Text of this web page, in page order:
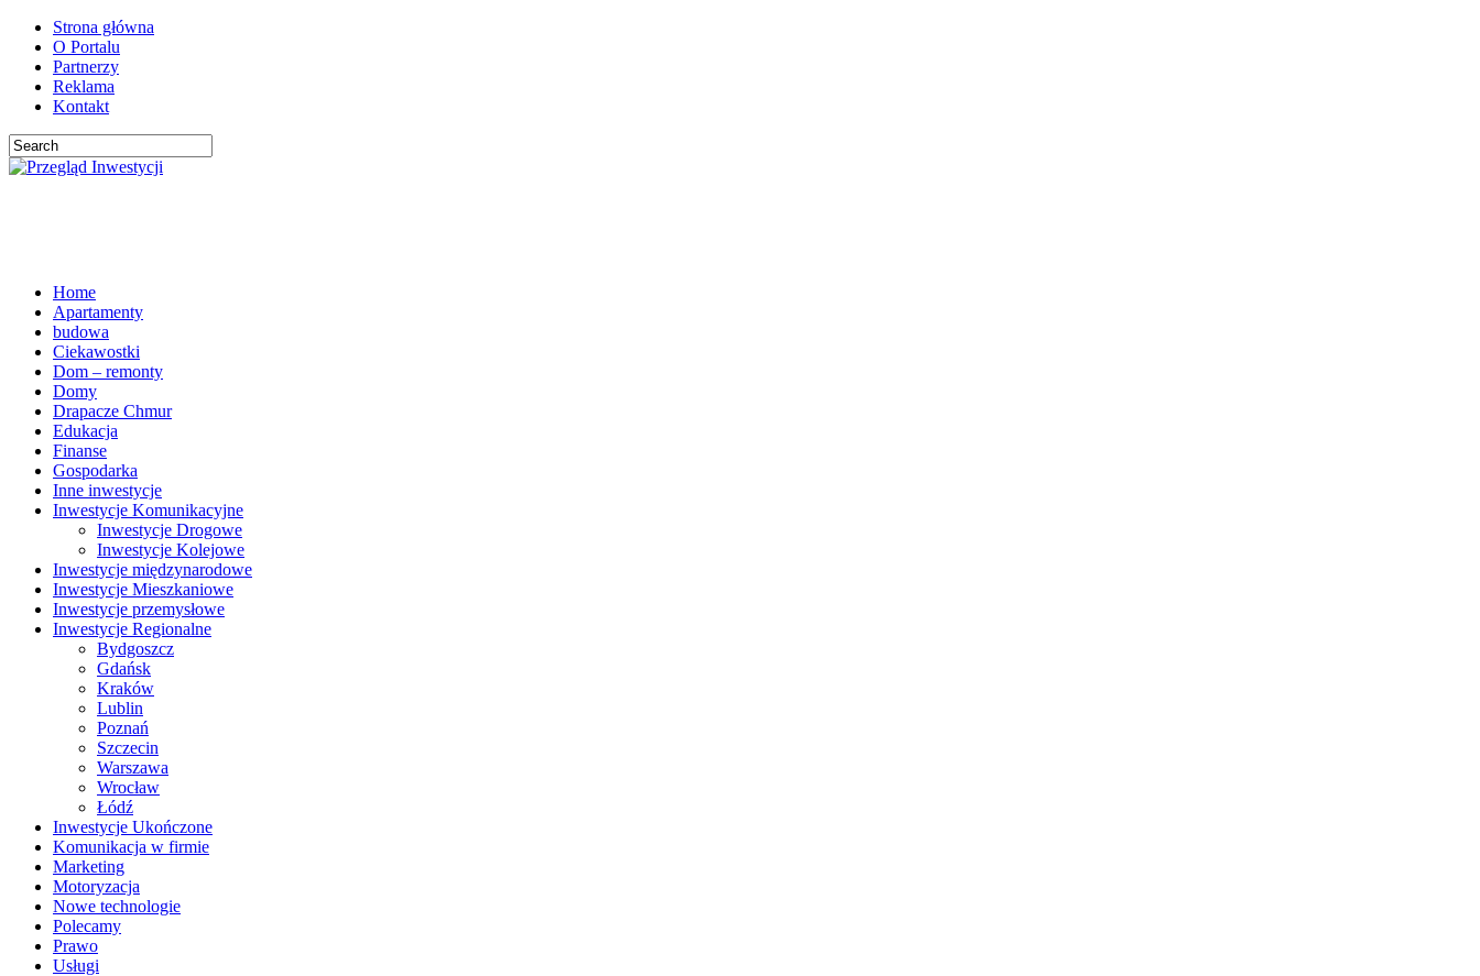
Strona główna
O Portalu
Partnerzy
Reklama
Kontakt
Home
Apartamenty
budowa
Ciekawostki
Dom – remonty
Domy
Drapacze Chmur
Edukacja
Finanse
Gospodarka
Inne inwestycje
Inwestycje Komunikacyjne
Inwestycje Drogowe
Inwestycje Kolejowe
Inwestycje międzynarodowe
Inwestycje Mieszkaniowe
Inwestycje przemysłowe
Inwestycje Regionalne
Bydgoszcz
Gdańsk
Kraków
Lublin
Poznań
Szczecin
Warszawa
Wrocław
Łódź
Inwestycje Ukończone
Komunikacja w firmie
Marketing
Motoryzacja
Nowe technologie
Polecamy
Prawo
Usługi